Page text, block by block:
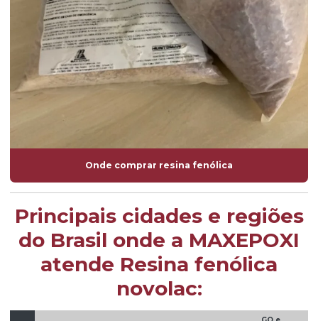
Onde comprar resina fenólica
Principais cidades e regiões
do Brasil onde a MAXEPOXI
atende Resina fenólica
novolac: